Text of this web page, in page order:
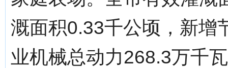
溉面积0.33千公顷，新增
业机械总动力268.3万千